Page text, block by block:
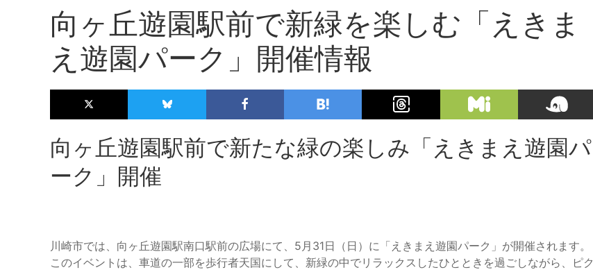
向ヶ丘遊園駅前で新緑を楽しむ「えきま
え遊園パーク」開催情報
向ヶ丘遊園駅前で新たな緑の楽しみ「えきまえ遊園パ
ーク」開催
川崎市では、向ヶ丘遊園駅南口駅前の広場にて、5月31日（日）に「えきまえ遊園パーク」が開催されます。
このイベントは、車道の一部を歩行者天国にして、新緑の中でリラックスしたひとときを過ごしながら、ピク